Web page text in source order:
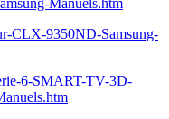
Manuels.htm
CLX-9350ND-Samsung-
6-SMART-TV-3D-